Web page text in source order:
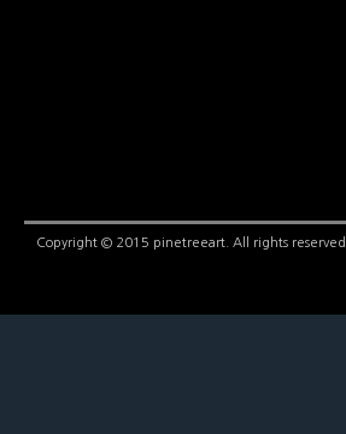
Copyright © 2015 pinetreeart. All rights reserved.